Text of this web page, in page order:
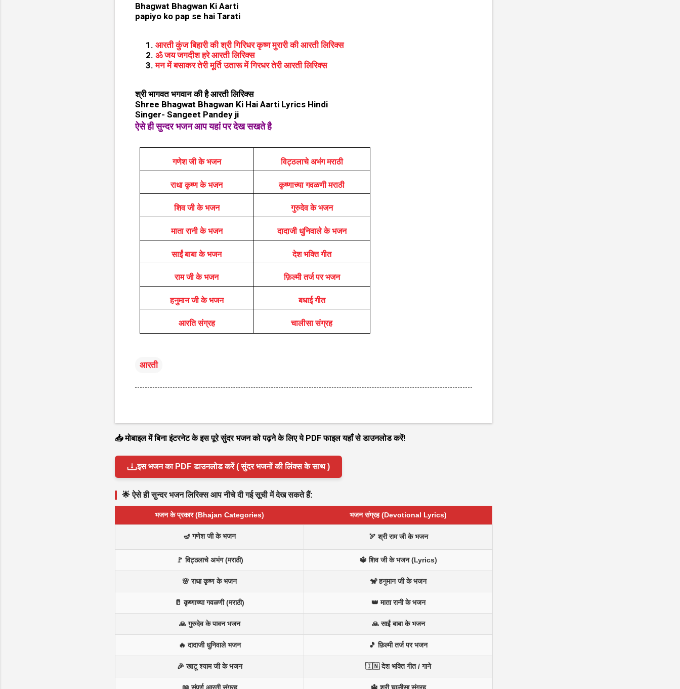
Bhagwat Bhagwan Ki Aarti
papiyo ko pap se hai Tarati
आरती कुंज बिहारी की श्री गिरिधर कृष्ण मुरारी की आरती लिरिक्स
ॐ जय जगदीश हरे आरती लिरिक्स
मन में बसाकर तेरी मूर्ति उतारू में गिरधर तेरी आरती लिरिक्स
श्री भागवत भगवान की है आरती लिरिक्स
Shree Bhagwat Bhagwan Ki Hai Aarti Lyrics Hindi
Singer- Sangeet Pandey ji
ऐसे ही सुन्दर भजन आप यहां पर देख सखते है
गणेश जी के भजन विट्ठलाचे अभंग मराठी
राधा कृष्ण के भजन कृष्णाच्या गवळणी मराठी
शिव जी के भजन गुरुदेव के भजन
माता रानी के भजन दादाजी धुनिवाले के भजन
साईं बाबा के भजन देश भक्ति गीत
राम जी के भजन फ़िल्मी तर्ज पर भजन
हनुमान जी के भजन बधाई गीत
आरति संग्रह चालीसा संग्रह
आरती
📥 मोबाइल में बिना इंटरनेट के इस पूरे सुंदर भजन को पढ़ने के लिए ये PDF फाइल यहाँ से डाउनलोड करें!
इस भजन का PDF डाउनलोड करें ( सुंदर भजनों की लिंक्स के साथ )
🌟 ऐसे ही सुन्दर भजन लिरिक्स आप नीचे दी गई सूची में देख सकते हैं:
भजन के प्रकार (Bhajan Categories) भजन संग्रह (Devotional Lyrics)
🪔 गणेश जी के भजन 🏹 श्री राम जी के भजन
🚩 विट्ठलाचे अभंग (मराठी) 🔱 शिव जी के भजन (Lyrics)
🌸 राधा कृष्ण के भजन 🐒 हनुमान जी के भजन
🥛 कृष्णाच्या गवळणी (मराठी) 👑 माता रानी के भजन
🙏 गुरुदेव के पावन भजन 🙏 साईं बाबा के भजन
🔥 दादाजी धुनिवाले भजन 🎵 फ़िल्मी तर्ज पर भजन
🎉 खाटू श्याम जी के भजन 🇮🇳 देश भक्ति गीत / गाने